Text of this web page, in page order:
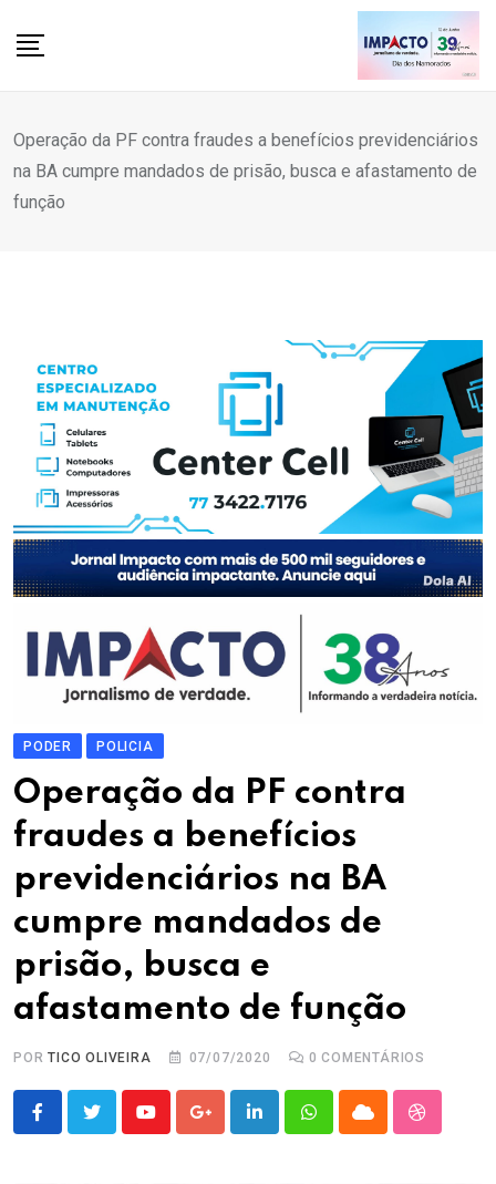
Operação da PF contra fraudes a benefícios previdenciários
na BA cumpre mandados de prisão, busca e afastamento de
função
PODER POLICIA
Operação da PF contra
fraudes a benefícios
previdenciários na BA
cumpre mandados de
prisão, busca e
afastamento de função
PORTICO OLIVEIRA 07/07/2020 0 COMENTÁRIOS
YoutubeGoogle+LinkedInWhatsappCloud